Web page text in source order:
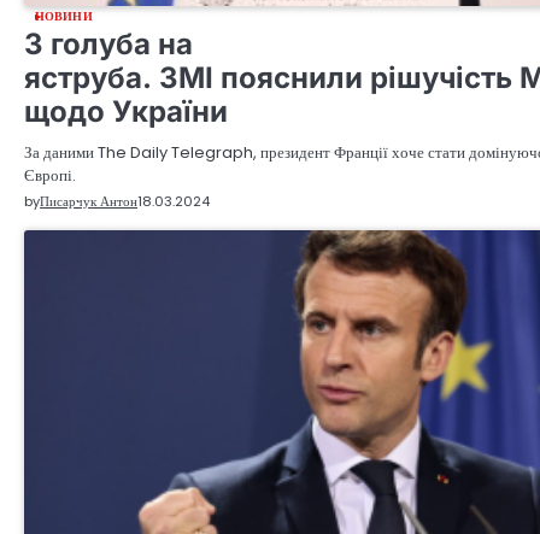
НОВИНИ
З голуба на
яструба. ЗМІ пояснили рішучість
щодо України
За даними The Daily Telegraph, президент Франції хоче стати
Європі.
byПисарчук Антон18.03.2024